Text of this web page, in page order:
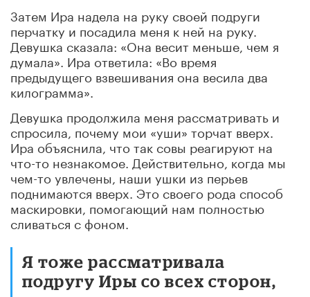
Затем Ира надела на руку своей подруги
перчатку и посадила меня к ней на руку.
Девушка сказала: «Она весит меньше, чем я
думала». Ира ответила: «Во время
предыдущего взвешивания она весила два
килограмма».
Девушка продолжила меня рассматривать и
спросила, почему мои «уши» торчат вверх.
Ира объяснила, что так совы реагируют на
что-то незнакомое. Действительно, когда мы
чем-то увлечены, наши ушки из перьев
поднимаются вверх. Это своего рода способ
маскировки, помогающий нам полностью
сливаться с фоном.
Я тоже рассматривала
подругу Иры со всех сторон,